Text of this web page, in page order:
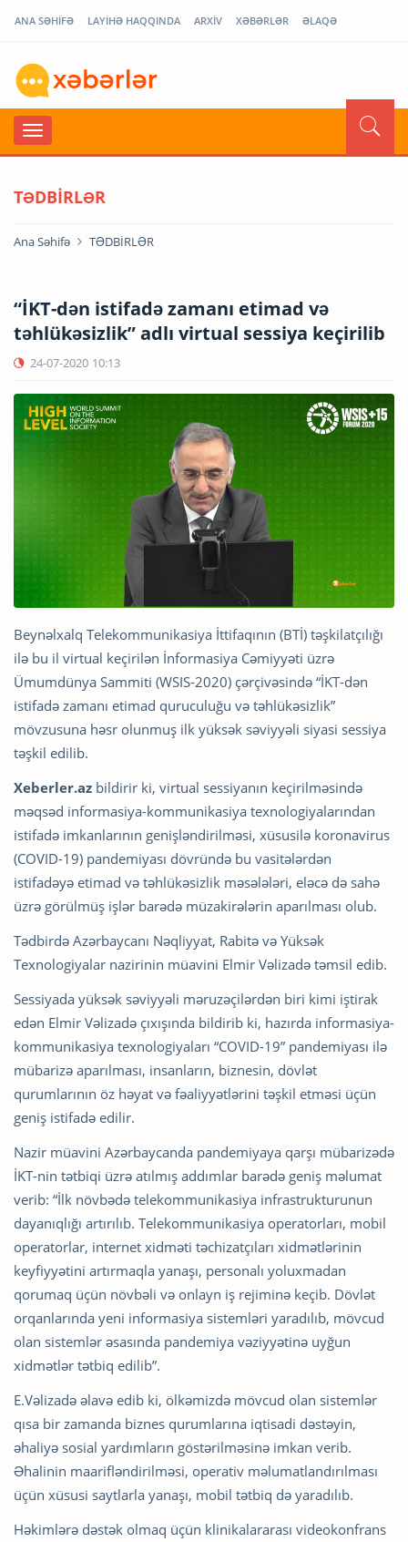
ANA SƏHİFƏ LAYİHƏ HAQQINDA ARXİV XƏBƏRLƏR ƏLAQƏ
TƏDBİRLƏR
Ana Səhifə TƏDBİRLƏR
“İKT-dən istifadə zamanı etimad və
təhlükəsizlik” adlı virtual sessiya keçirilib
24-07-2020 10:13
Beynəlxalq Telekommunikasiya İttifaqının (BTİ) təşkilatçılığı
ilə bu il virtual keçirilən İnformasiya Cəmiyyəti üzrə
Ümumdünya Sammiti (WSIS-2020) çərçivəsində “İKT-dən
istifadə zamanı etimad quruculuğu və təhlükəsizlik”
mövzusuna həsr olunmuş ilk yüksək səviyyəli siyasi sessiya
təşkil edilib.
Xeberler.az bildirir ki, virtual sessiyanın keçirilməsində
məqsəd informasiya-kommunikasiya texnologiyalarından
istifadə imkanlarının genişləndirilməsi, xüsusilə koronavirus
(COVID-19) pandemiyası dövründə bu vasitələrdən
istifadəyə etimad və təhlükəsizlik məsələləri, eləcə də sahə
üzrə görülmüş işlər barədə müzakirələrin aparılması olub.
Tədbirdə Azərbaycanı Nəqliyyat, Rabitə və Yüksək
Texnologiyalar nazirinin müavini Elmir Vəlizadə təmsil edib.
Sessiyada yüksək səviyyəli məruzəçilərdən biri kimi iştirak
edən Elmir Vəlizadə çıxışında bildirib ki, hazırda informasiya-
kommunikasiya texnologiyaları “COVID-19” pandemiyası ilə
mübarizə aparılması, insanların, biznesin, dövlət
qurumlarının öz həyat və fəaliyyətlərini təşkil etməsi üçün
geniş istifadə edilir.
Nazir müavini Azərbaycanda pandemiyaya qarşı mübarizədə
İKT-nin tətbiqi üzrə atılmış addımlar barədə geniş məlumat
verib: “İlk növbədə telekommunikasiya infrastrukturunun
dayanıqlığı artırılıb. Telekommunikasiya operatorları, mobil
operatorlar, internet xidməti təchizatçıları xidmətlərinin
keyfiyyətini artırmaqla yanaşı, personalı yoluxmadan
qorumaq üçün növbəli və onlayn iş rejiminə keçib. Dövlət
orqanlarında yeni informasiya sistemləri yaradılıb, mövcud
olan sistemlər əsasında pandemiya vəziyyətinə uyğun
xidmətlər tətbiq edilib”.
E.Vəlizadə əlavə edib ki, ölkəmizdə mövcud olan sistemlər
qısa bir zamanda biznes qurumlarına iqtisadi dəstəyin,
əhaliyə sosial yardımların göstərilməsinə imkan verib.
Əhalinin maarifləndirilməsi, operativ məlumatlandırılması
üçün xüsusi saytlarla yanaşı, mobil tətbiq də yaradılıb.
Həkimlərə dəstək olmaq üçün klinikalararası videokonfrans